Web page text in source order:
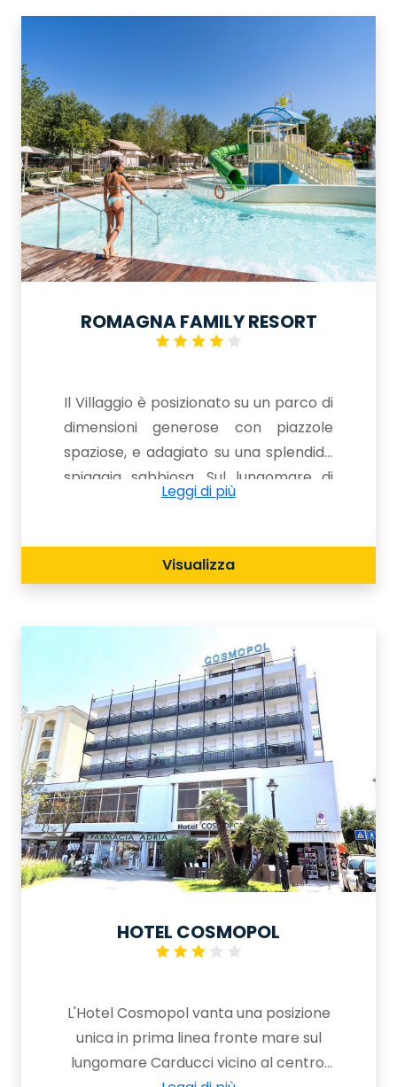
ROMAGNA FAMILY RESORT
Il Villaggio è posizionato su un parco di
dimensioni generose con piazzole
spaziose, e adagiato su una splendida
spiaggia sabbiosa. Sul lungomare di
Riccione e vicino a città come Rimini e
perfetta per un soggiorno rilassante in
Leggi di più
Visualizza
HOTEL COSMOPOL
L'Hotel Cosmopol vanta una posizione
unica in prima linea fronte mare sul
lungomare Carducci vicino al centro,